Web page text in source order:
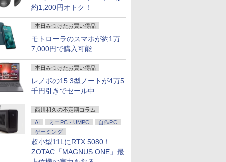
約1,200円オトク！
本日みつけたお買い得品
モトローラのスマホが約1万
7,000円で購入可能
本日みつけたお買い得品
レノボの15.3型ノートが4万5
千円引きでセール中
西川和久の不定期コラム
AI ミニPC・UMPC
自作PC
ゲーミング
超小型11LにRTX 5080！
ZOTAC「MAGNUS ONE」最